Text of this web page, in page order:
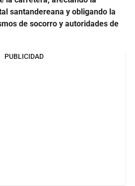
santandereana y obligando la
de socorro y autoridades de
PUBLICIDAD